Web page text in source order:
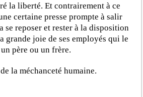
la liberté. Et contrairement à ce
certaine presse prompte à salir
se reposer et rester à la disposition
grande joie de ses employés qui le
père ou un frère.
la méchanceté humaine.